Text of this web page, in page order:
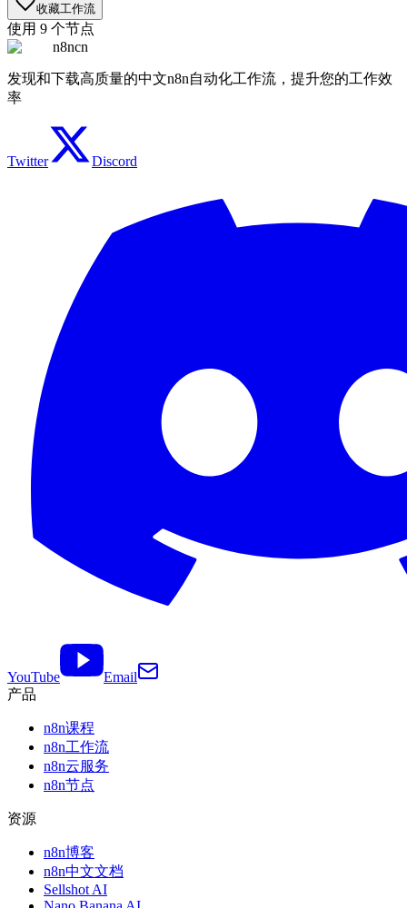
收藏工作流
使用 9 个节点
n8ncn
发现和下载高质量的中文n8n自动化工作流，提升您的工作效
率
Twitter Discord
YouTube
Email
产品
n8n课程
n8n工作流
n8n云服务
n8n节点
资源
n8n博客
n8n中文文档
Sellshot AI